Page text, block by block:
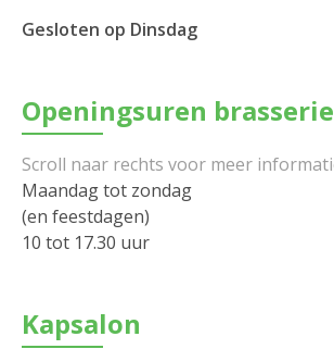
Gesloten op Dinsdag
Openingsuren brasserie
Maandag tot zondag
(en feestdagen)
10 tot 17.30 uur
Kapsalon